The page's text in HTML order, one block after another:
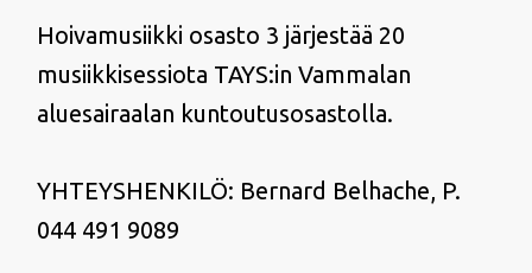
Hoivamusiikki osasto 3 järjestää 20
musiikkisessiota TAYS:in Vammalan
aluesairaalan kuntoutusosastolla.
YHTEYSHENKILÖ: Bernard Belhache, P.
044 491 9089